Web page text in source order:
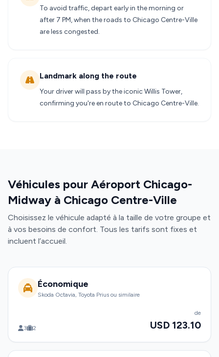
To avoid traffic, depart early in the morning or
after 7 PM, when the roads to Chicago Centre-Ville
are less congested.
Landmark along the route
Your driver will pass by the iconic Willis Tower,
confirming you're en route to Chicago Centre-Ville.
Véhicules pour Aéroport Chicago-
Midway à Chicago Centre-Ville
Choisissez le véhicule adapté à la taille de votre groupe et
à vos besoins de confort. Tous les tarifs sont fixes et
incluent l’accueil.
Économique
Skoda Octavia, Toyota Prius ou similaire
3 2
de
USD 123.10